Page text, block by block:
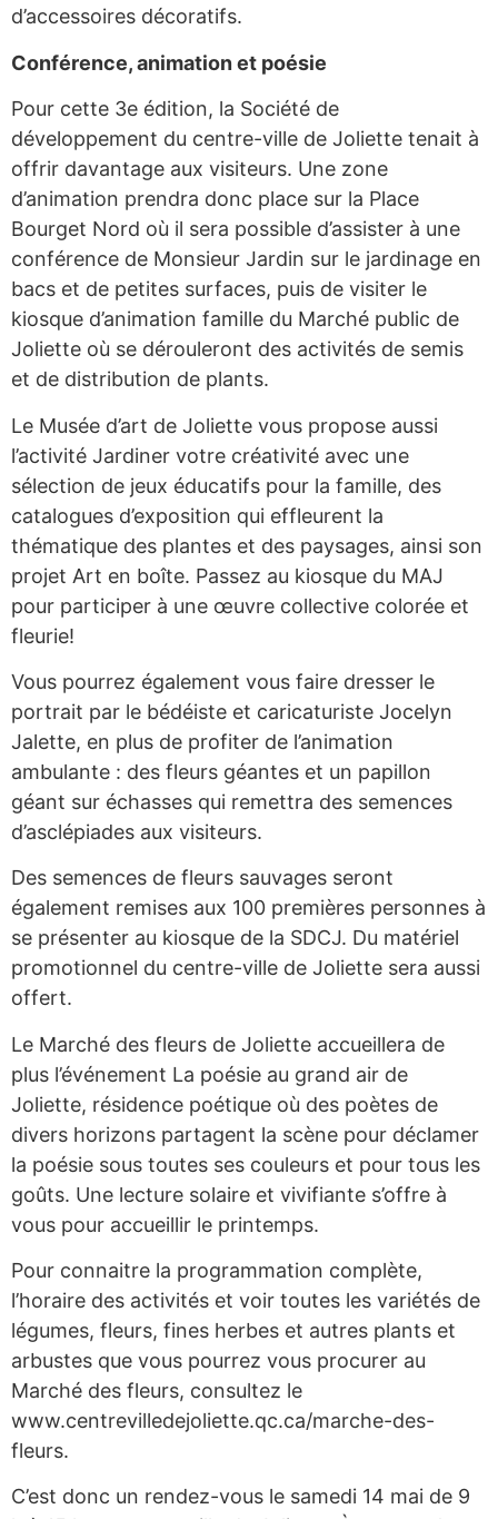
d’accessoires décoratifs.
Conférence, animation et poésie
Pour cette 3e édition, la Société de
développement du centre-ville de Joliette tenait à
offrir davantage aux visiteurs. Une zone
d’animation prendra donc place sur la Place
Bourget Nord où il sera possible d’assister à une
conférence de Monsieur Jardin sur le jardinage en
bacs et de petites surfaces, puis de visiter le
kiosque d’animation famille du Marché public de
Joliette où se dérouleront des activités de semis
et de distribution de plants.
Le Musée d’art de Joliette vous propose aussi
l’activité Jardiner votre créativité avec une
sélection de jeux éducatifs pour la famille, des
catalogues d’exposition qui effleurent la
thématique des plantes et des paysages, ainsi son
projet Art en boîte. Passez au kiosque du MAJ
pour participer à une œuvre collective colorée et
fleurie!
Vous pourrez également vous faire dresser le
portrait par le bédéiste et caricaturiste Jocelyn
Jalette, en plus de profiter de l’animation
ambulante : des fleurs géantes et un papillon
géant sur échasses qui remettra des semences
d’asclépiades aux visiteurs.
Des semences de fleurs sauvages seront
également remises aux 100 premières personnes à
se présenter au kiosque de la SDCJ. Du matériel
promotionnel du centre-ville de Joliette sera aussi
offert.
Le Marché des fleurs de Joliette accueillera de
plus l’événement La poésie au grand air de
Joliette, résidence poétique où des poètes de
divers horizons partagent la scène pour déclamer
la poésie sous toutes ses couleurs et pour tous les
goûts. Une lecture solaire et vivifiante s’offre à
vous pour accueillir le printemps.
Pour connaitre la programmation complète,
l’horaire des activités et voir toutes les variétés de
légumes, fleurs, fines herbes et autres plants et
arbustes que vous pourrez vous procurer au
Marché des fleurs, consultez le
www.centrevilledejoliette.qc.ca/marche-des-
fleurs.
C’est donc un rendez-vous le samedi 14 mai de 9